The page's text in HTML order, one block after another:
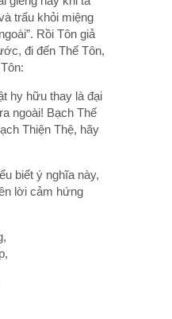
trấu khỏi miệng
Rồi Tôn giả
đi đến Thế Tôn,
hy hữu thay là đại
ngoài! Bạch Thế
Thiện Thệ, hãy
biết ý nghĩa này,
lời cảm hứng